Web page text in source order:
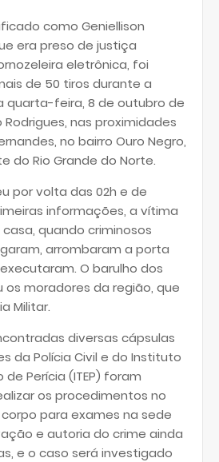
como Geniellison
era preso de justiça
eletrônica, foi
de 50 tiros durante a
quarta-feira, 8 de outubro de
Rodrigues, nas proximidades
no bairro Ouro Negro,
do Rio Grande do Norte.
por volta das 02h e de
informações, a vítima
quando criminosos
arrombaram a porta
O barulho dos
os moradores da região, que
Militar.
diversas cápsulas
da Polícia Civil e do Instituto
Perícia (ITEP) foram
os procedimentos no
para exames na sede
e autoria do crime ainda
e o caso será investigado